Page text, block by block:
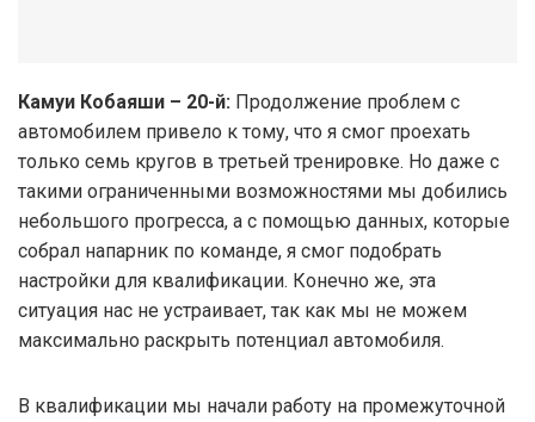
Камуи Кобаяши – 20-й: Продолжение проблем с
автомобилем привело к тому, что я смог проехать
только семь кругов в третьей тренировке. Но даже с
такими ограниченными возможностями мы добились
небольшого прогресса, а с помощью данных, которые
собрал напарник по команде, я смог подобрать
настройки для квалификации. Конечно же, эта
ситуация нас не устраивает, так как мы не можем
максимально раскрыть потенциал автомобиля.
В квалификации мы начали работу на промежуточной